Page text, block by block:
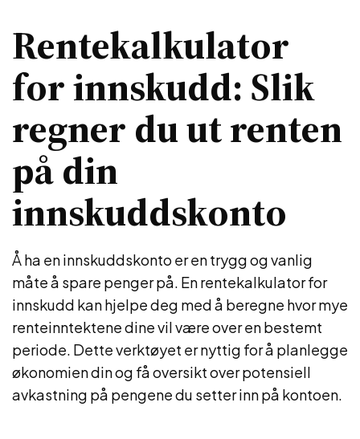
Rentekalkulator
for innskudd: Slik
regner du ut renten
på din
innskuddskonto
Å ha en innskuddskonto er en trygg og vanlig
måte å spare penger på. En rentekalkulator for
innskudd kan hjelpe deg med å beregne hvor mye
renteinntektene dine vil være over en bestemt
periode. Dette verktøyet er nyttig for å planlegge
økonomien din og få oversikt over potensiell
avkastning på pengene du setter inn på kontoen.